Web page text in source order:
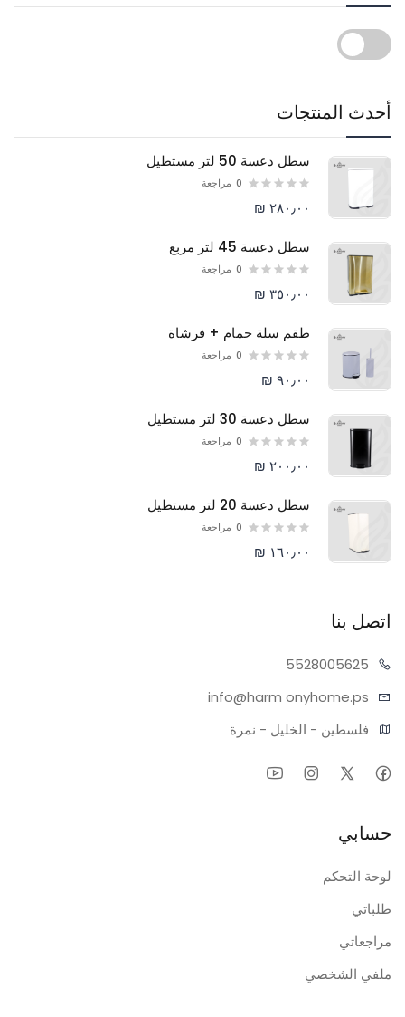
أحدث المنتجات
سطل دعسة 50 لتر مستطيل
0 مراجعة
٢٨٠٫٠٠ ₪
سطل دعسة 45 لتر مربع
0 مراجعة
٣٥٠٫٠٠ ₪
طقم سلة حمام + فرشاة
0 مراجعة
٩٠٫٠٠ ₪
سطل دعسة 30 لتر مستطيل
0 مراجعة
٢٠٠٫٠٠ ₪
سطل دعسة 20 لتر مستطيل
0 مراجعة
١٦٠٫٠٠ ₪
اتصل بنا
05625
55280
info@harm onyhome.ps
فلسطين - الخليل - نمرة
حسابي
لوحة التحكم
طلباتي
مراجعاتي
ملفي الشخصي